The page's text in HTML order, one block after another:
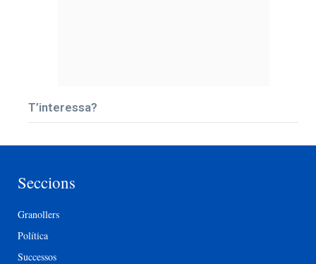
T’interessa?
Seccions
Granollers
Política
Successos